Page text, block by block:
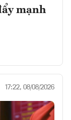
mạnh
17:22, 08/08/2026